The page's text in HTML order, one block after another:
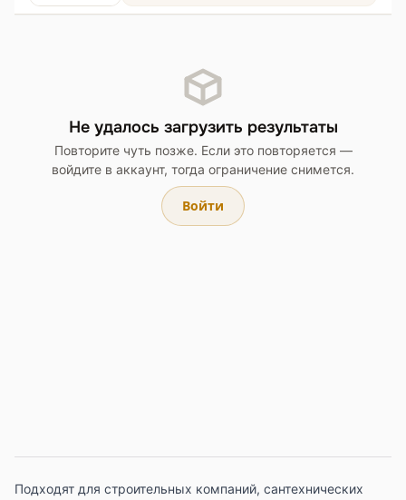
Не удалось загрузить результаты
Повторите чуть позже. Если это повторяется —
войдите в аккаунт, тогда ограничение снимется.
Войти
Подходят для строительных компаний, сантехнических